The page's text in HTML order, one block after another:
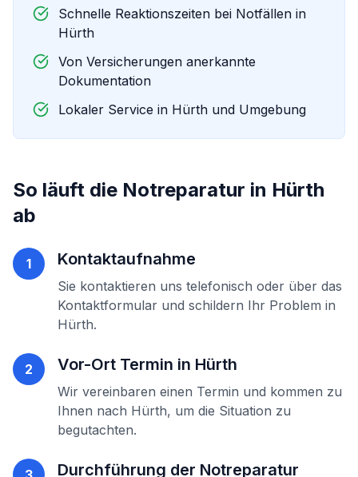
Schnelle Reaktionszeiten bei Notfällen in
Hürth
Von Versicherungen anerkannte
Dokumentation
Lokaler Service in Hürth und Umgebung
So läuft die Notreparatur in Hürth
ab
1 Kontaktaufnahme
Sie kontaktieren uns telefonisch oder über das
Kontaktformular und schildern Ihr Problem in
Hürth.
2 Vor-Ort Termin in Hürth
Wir vereinbaren einen Termin und kommen zu
Ihnen nach Hürth, um die Situation zu
begutachten.
Durchführung der Notreparatur